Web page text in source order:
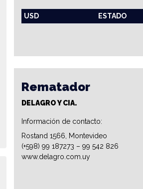
USD ESTADO
Rematador
DELAGRO Y CIA.
Información de contacto:
Rostand 1566, Montevideo
(+598) 99 187273 – 99 542 826
www.delagro.com.uy